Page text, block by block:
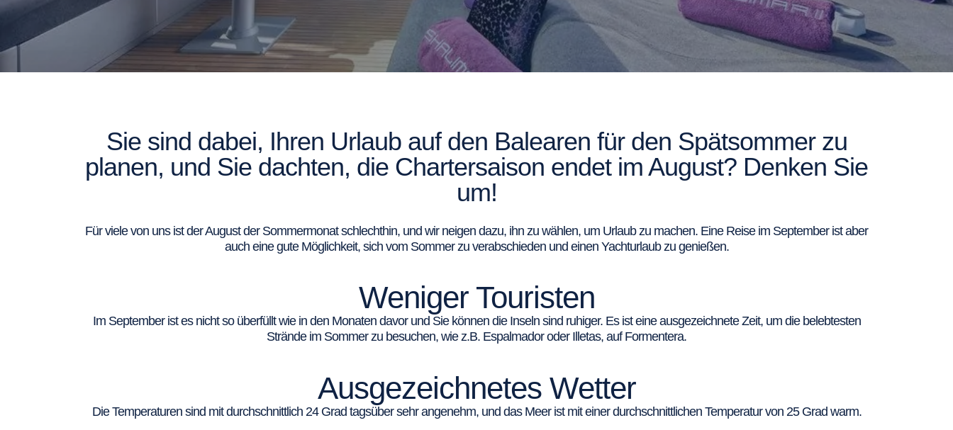
Sie sind dabei, Ihren Urlaub auf den Balearen für den Spätsommer zu
planen, und Sie dachten, die Chartersaison endet im August? Denken Sie
um!
Für viele von uns ist der August der Sommermonat schlechthin, und wir neigen dazu, ihn zu wählen, um Urlaub zu machen. Eine Reise im September ist aber
auch eine gute Möglichkeit, sich vom Sommer zu verabschieden und einen Yachturlaub zu genießen.
Weniger Touristen
Im September ist es nicht so überfüllt wie in den Monaten davor und Sie können die Inseln sind ruhiger. Es ist eine ausgezeichnete Zeit, um die belebtesten
Strände im Sommer zu besuchen, wie z.B. Espalmador oder Illetas, auf Formentera.
Ausgezeichnetes Wetter
Die Temperaturen sind mit durchschnittlich 24 Grad tagsüber sehr angenehm, und das Meer ist mit einer durchschnittlichen Temperatur von 25 Grad warm.